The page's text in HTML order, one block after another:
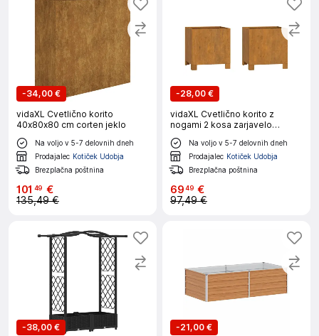
-34,00 €
vidaXL Cvetlično korito
40x80x80 cm corten jeklo
Na voljo v 5-7 delovnih dneh
Prodajalec Kotiček Udobja
Brezplačna poštnina
101 49 €
135,49 €
-28,00 €
vidaXL Cvetlično korito z
nogami 2 kosa zarjavelo
32x30x33 cm jeklo
Na voljo v 5-7 delovnih dneh
Prodajalec Kotiček Udobja
Brezplačna poštnina
6949 €
97,49 €
-38,00 €
-21,00 €